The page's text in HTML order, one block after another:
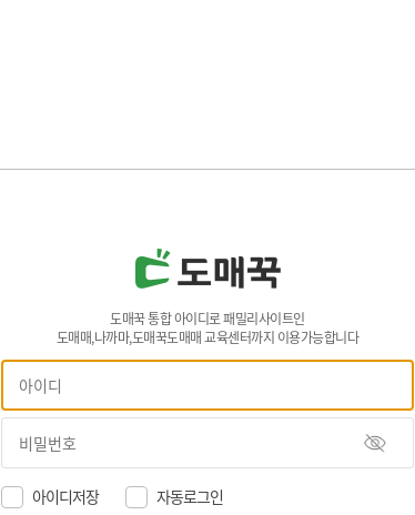
도매꾹 통합 아이디로 패밀리사이트인
도매매,나까마,도매꾹도매매 교육센터까지 이용가능합니다
아이디저장 자동로그인